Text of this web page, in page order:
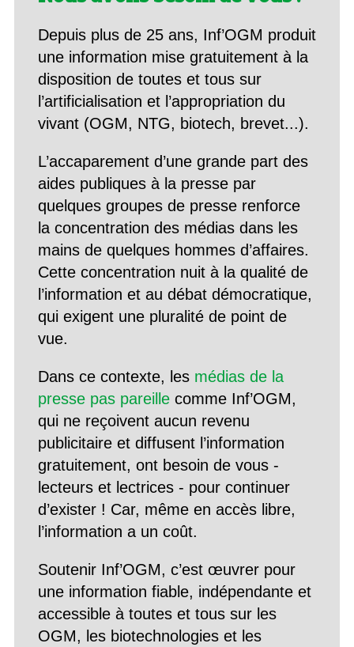
Depuis plus de 25 ans, Inf’OGM produit
une information mise gratuitement à la
disposition de toutes et tous sur
l’artificialisation et l’appropriation du
vivant (OGM, NTG, biotech, brevet...).
L’accaparement d’une grande part des
aides publiques à la presse par
quelques groupes de presse renforce
la concentration des médias dans les
mains de quelques hommes d’affaires.
Cette concentration nuit à la qualité de
l’information et au débat démocratique,
qui exigent une pluralité de point de
vue.
Dans ce contexte, les médias de la
presse pas pareillecomme Inf’OGM,
qui ne reçoivent aucun revenu
publicitaire et diffusent l’information
gratuitement, ont besoin de vous -
lecteurs et lectrices - pour continuer
d’exister ! Car, même en accès libre,
l’information a un coût.
Soutenir Inf’OGM, c’est œuvrer pour
une information fiable, indépendante et
accessible à toutes et tous sur les
OGM, les biotechnologies et les